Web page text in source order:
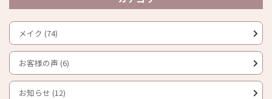
メイク (74)
お客様の声 (6)
お知らせ (12)